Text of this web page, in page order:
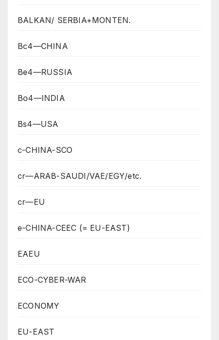
BALKAN/ SERBIA+MONTEN.
Bc4—CHINA
Be4—RUSSIA
Bo4—INDIA
Bs4—USA
c-CHINA-SCO
cr—ARAB-SAUDI/VAE/EGY/etc.
cr—EU
e-CHINA-CEEC (= EU-EAST)
EAEU
ECO-CYBER-WAR
ECONOMY
EU-EAST